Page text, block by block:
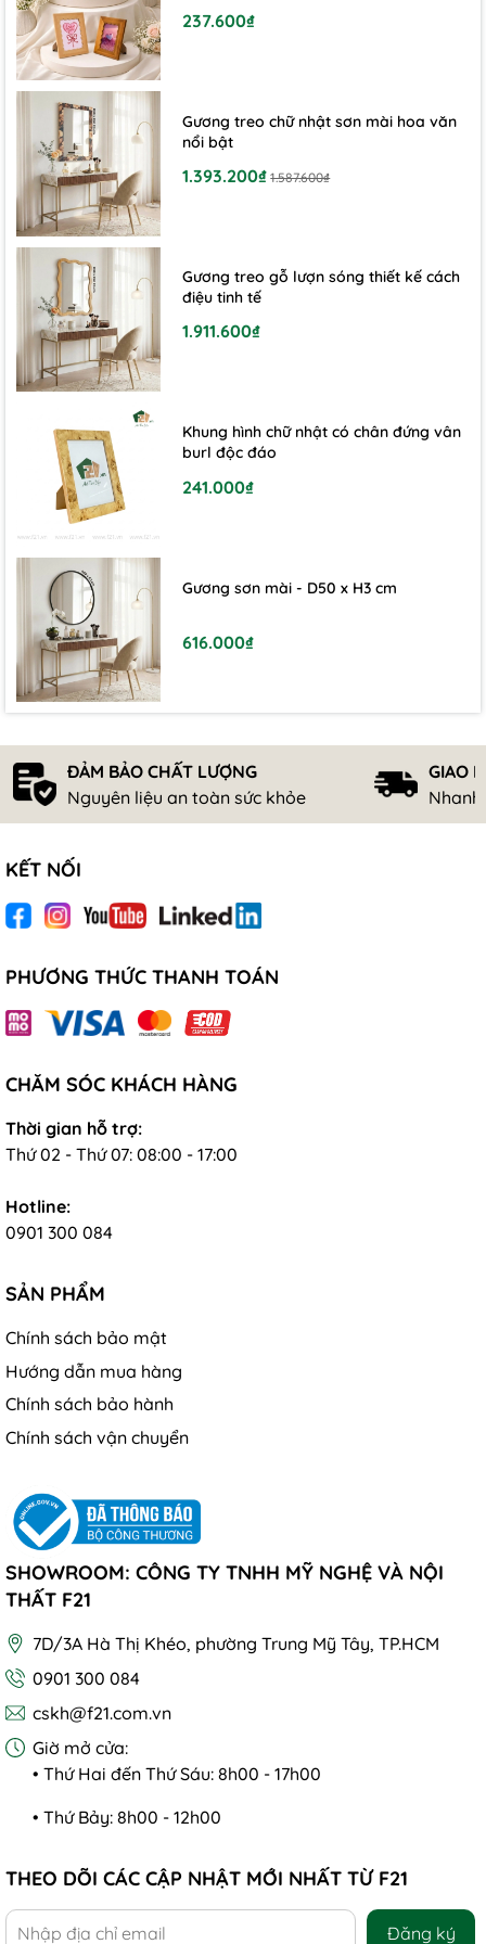
- Không để dưới ánh nắng trực tiếp quá lâu để giữ màu
bền đẹp.
- Tránh va đập mạnh để không làm nứt hoặc móp
khung.
- Nếu dùng trong combo decor (khay gỗ – nến – hoa),
nên vệ sinh tổng thể định kỳ để giữ góc trang trí luôn
mới.
237.600₫
Gương treo chữ nhật sơn mài hoa văn
nổi bật
1.393.200₫ 1.587.600₫
Gương treo gỗ lượn sóng thiết kế cách
điệu tinh tế
1.911.600₫
Khung hình chữ nhật có chân đứng vân
burl độc đáo
241.000₫
Gương sơn mài - D50 x H3 cm
616.000₫
ĐẢM BẢO CHẤT LƯỢNG
Nguyên liệu an toàn sức khỏe
GIAO
KẾT NỐI
PHƯƠNG THỨC THANH TOÁN
CHĂM SÓC KHÁCH HÀNG
Thời gian hỗ trợ:
Thứ 02 - Thứ 07: 08:00 - 17:00
Hotline:
0901 300 084
SẢN PHẨM
Chính sách bảo mật
Hướng dẫn mua hàng
Chính sách bảo hành
Chính sách vận chuyển
SHOWROOM: CÔNG TY TNHH MỸ NGHỆ VÀ NỘI
THẤT F21
7D/3A Hà Thị Khéo, phường Trung Mỹ Tây, TP.HCM
0901 300 084
cskh@f21.com.vn
Giờ mở cửa:
• Thứ Hai đến Thứ Sáu: 8h00 - 17h00
• Thứ Bảy: 8h00 - 12h00
THEO DÕI CÁC CẬP NHẬT MỚI NHẤT TỪ F21
Đăng ký